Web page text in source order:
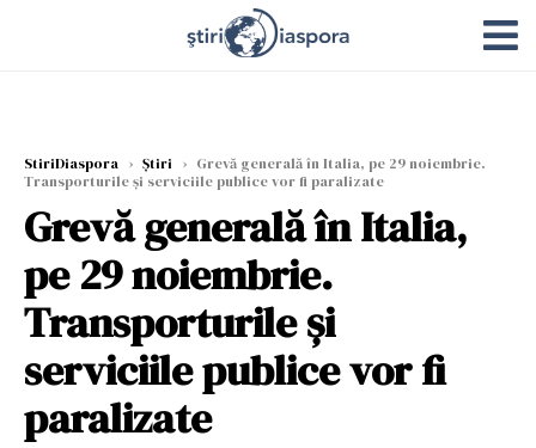
StiriDiaspora › Știri › Grevă generală în Italia, pe 29 noiembrie.
Transporturile și serviciile publice vor fi paralizate
Grevă generală în Italia,
pe 29 noiembrie.
Transporturile și
serviciile publice vor fi
paralizate